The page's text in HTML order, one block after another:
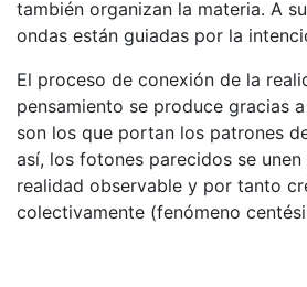
también organizan la materia. A
ondas están guiadas por la
El proceso de conexión de la
pensamiento se produce gracias
son los que portan los patrones
así, los fotones parecidos se
realidad observable y por tanto
colectivamente (fenómeno